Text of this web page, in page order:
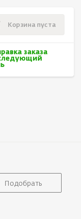
Корзина пуста
заказа